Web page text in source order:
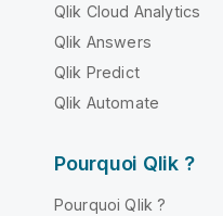
Qlik Cloud Analytics
Qlik Answers
Qlik Predict
Qlik Automate
Pourquoi Qlik ?
Pourquoi Qlik ?